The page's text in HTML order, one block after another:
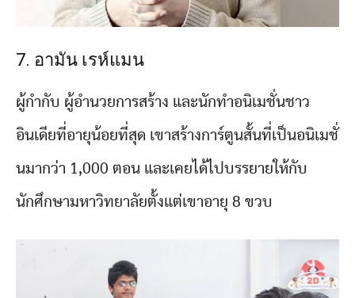
7. อามัน เรห์แมน
ผู้กำกับ ผู้อำนวยการสร้าง และนักทำอนิเมชั่นชาว
อินเดียที่อายุน้อยที่สุด เขาสร้างการ์ตูนสั้นที่เป็นอนิเมชั่
นมากว่า 1,000 ตอน และเคยได้ไปบรรยายให้กับ
นักศึกษามหาวิทยาลัยตั้งแต่เขาอายุ 8 ขวบ